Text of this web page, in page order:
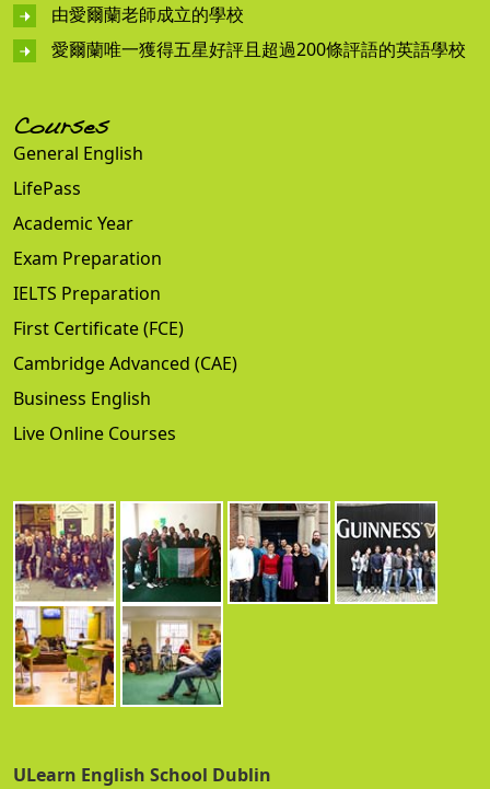
由愛爾蘭老師成立的學校
愛爾蘭唯一獲得五星好評且超過200條評語的英語學校
Courses
General English
LifePass
Academic Year
Exam Preparation
IELTS Preparation
First Certificate (FCE)
Cambridge Advanced (CAE)
Business English
Live Online Courses
ULearn English School Dublin